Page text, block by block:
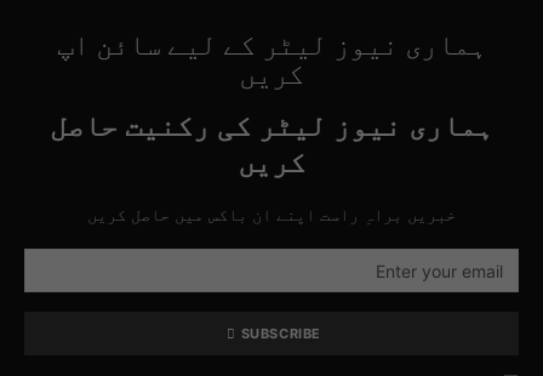
ہماری نیوز لیٹر کے لیے سائن اپ
کریں
ہماری نیوز لیٹر کی رکنیت حاصل
کریں
خبریں براہِ راست اپنے ان باکس میں حاصل کریں
SUBSCRIBE